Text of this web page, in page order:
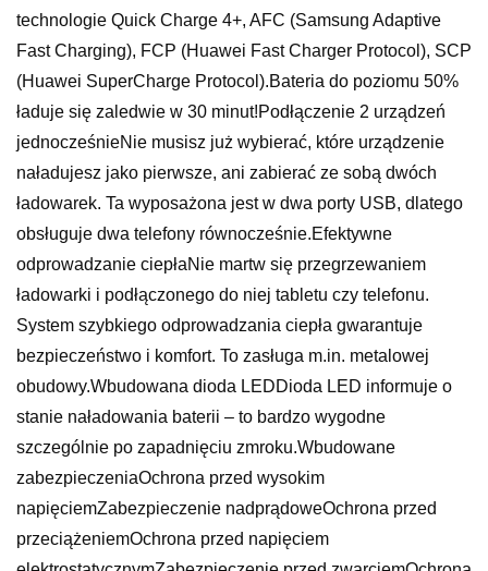
technologie Quick Charge 4+, AFC (Samsung Adaptive
Fast Charging), FCP (Huawei Fast Charger Protocol), SCP
(Huawei SuperCharge Protocol).Bateria do poziomu 50%
ładuje się zaledwie w 30 minut!Podłączenie 2 urządzeń
jednocześnieNie musisz już wybierać, które urządzenie
naładujesz jako pierwsze, ani zabierać ze sobą dwóch
ładowarek. Ta wyposażona jest w dwa porty USB, dlatego
obsługuje dwa telefony równocześnie.Efektywne
odprowadzanie ciepłaNie martw się przegrzewaniem
ładowarki i podłączonego do niej tabletu czy telefonu.
System szybkiego odprowadzania ciepła gwarantuje
bezpieczeństwo i komfort. To zasługa m.in. metalowej
obudowy.Wbudowana dioda LEDDioda LED informuje o
stanie naładowania baterii – to bardzo wygodne
szczególnie po zapadnięciu zmroku.Wbudowane
zabezpieczeniaOchrona przed wysokim
napięciemZabezpieczenie nadprądoweOchrona przed
przeciążeniemOchrona przed napięciem